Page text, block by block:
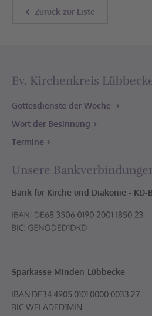
Zurück zur Liste
Ev. Kirchenkreis
Gottesdienste der Woche
Wort der Besinnung
Termine
Unsere
Bank für Kirche und Diakonie - KD-
Sparkasse Minden-Lübbecke